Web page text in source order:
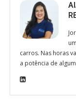
carros. Nas horas
a potência de